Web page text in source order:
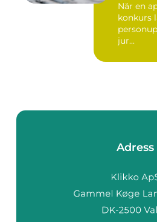
När en
konkurs
jur...
Adress